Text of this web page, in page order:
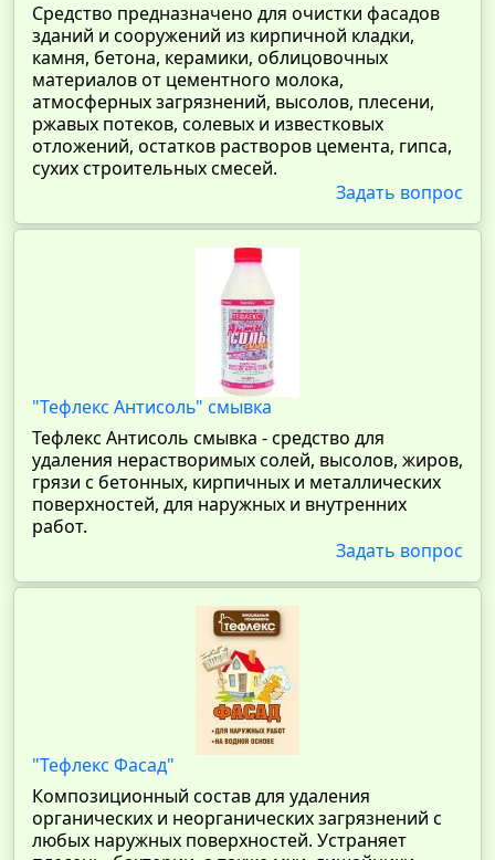
Средство предназначено для очистки фасадов
зданий и сооружений из кирпичной кладки,
камня, бетона, керамики, облицовочных
материалов от цементного молока,
атмосферных загрязнений, высолов, плесени,
ржавых потеков, солевых и известковых
отложений, остатков растворов цемента, гипса,
сухих строительных смесей.
Задать вопрос
"Тефлекс Антисоль" смывка
Тефлекс Антисоль смывка - средство для
удаления нерастворимых солей, высолов, жиров,
грязи с бетонных, кирпичных и металлических
поверхностей, для наружных и внутренних
работ.
Задать вопрос
"Тефлекс Фасад"
Композиционный состав для удаления
органических и неорганических загрязнений с
любых наружных поверхностей. Устраняет